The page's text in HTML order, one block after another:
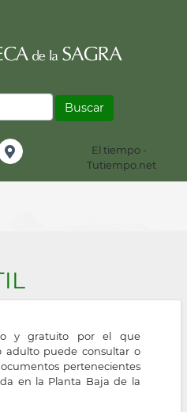
El tiempo -
Tutiempo.net
y gratuito por el que
adulto puede consultar o
pertenecientes
en la Planta Baja de la